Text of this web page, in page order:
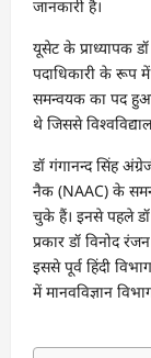
जानकारी है।
यूसेट के प्राध्यापक
पदाधिकारी के रूप
समन्वयक का पद हुआ
थे जिससे
डॉ गंगानन्द सिंह
नैक (NAAC) के
चुके हैं। इनसे पहले
प्रकार डॉ विनोद
इससे पूर्व हिंदी
में मानवविज्ञान